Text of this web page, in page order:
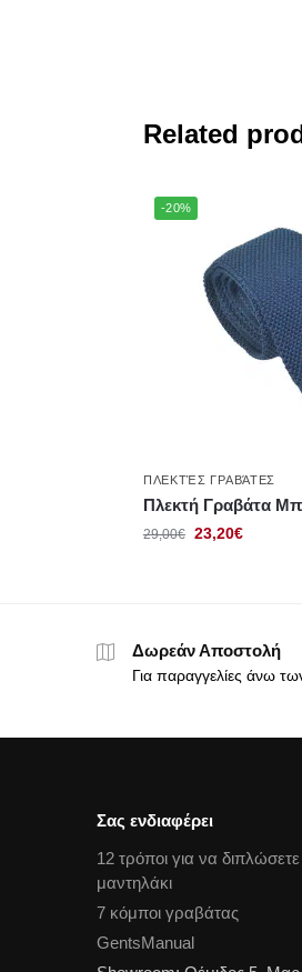
Related
-20%
ΠΛΕΚΤΈΣ ΓΡΑΒΆΤΕΣ
Πλεκτή Γραβάτα
29,00€ 23,20€
Δωρεάν Αποστολή
Για παραγγελίες άνω
Σας ενδιαφέρει
12 τρόποι για να
μαντηλάκι
7 κόμποι γραβάτας
GentsManual